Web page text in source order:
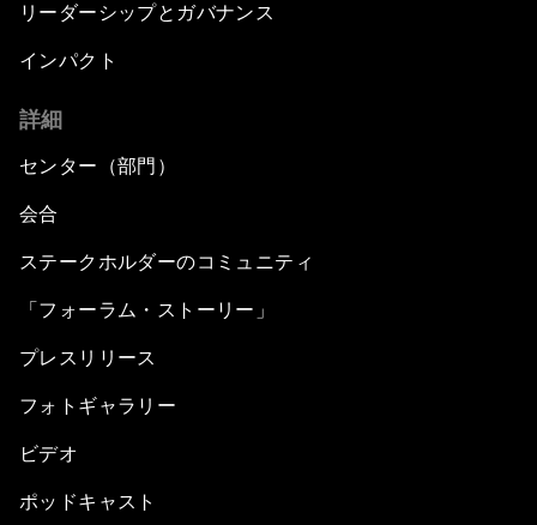
リーダーシップとガバナンス
インパクト
詳細
センター（部門）
会合
ステークホルダーのコミュニティ
「フォーラム・ストーリー」
プレスリリース
フォトギャラリー
ビデオ
ポッドキャスト